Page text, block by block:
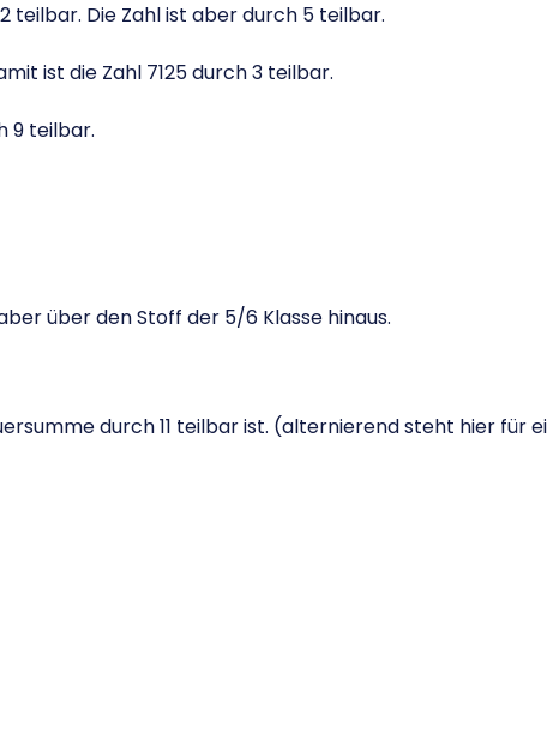
teilbar. Die Zahl ist aber durch 5 teilbar.
ist die Zahl 7125 durch 3 teilbar.
9 teilbar.
über den Stoff der 5/6 Klasse hinaus.
durch 11 teilbar ist. (alternierend steht hier für